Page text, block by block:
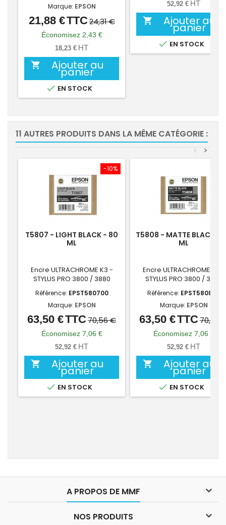
Marque: EPSON
Prix
Prix
de
base
21,88 €TTC24,31 €
Économisez 2,43 €
18,23 € HT
 Ajouter au
panier
 EN STOCK
52,92 € HT
 Ajouter au
panier
 EN STOCK
11 AUTRES PRODUITS DANS LA MÊME CATÉGORIE :
>
<
-10%
T5807 - LIGHT BLACK - 80
ML
Encre ULTRACHROME K3 -
STYLUS PRO 3800 / 3880
Référence: EPST580700
Marque: EPSON
Prix
Prix
de
base
63,50 €TTC70,56 €
Économisez 7,06 €
52,92 € HT
 Ajouter au
panier
 EN STOCK
T5808 - MATTE BLACK -
ML
Encre ULTRACHROME K3 -
STYLUS PRO 3800 / 3880
Référence: EPST580800
Marque: EPSON
Prix
Prix
de
base
63,50 €TTC70,56
Économisez 7,06 €
52,92 € HT
 Ajouter au
panier
 EN STOCK
A PROPOS DE MMF 
NOS PRODUITS 